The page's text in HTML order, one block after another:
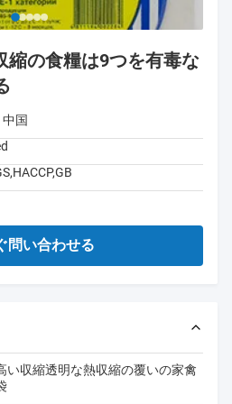
縮の食糧は9つを有毒な
国
問い合わせる
い収縮透明な熱収縮の覆いの家禽